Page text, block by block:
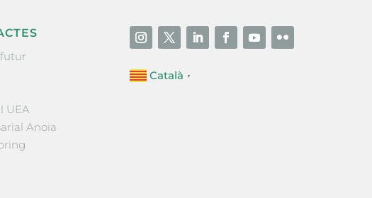
UEA
Anoia
Català ▼